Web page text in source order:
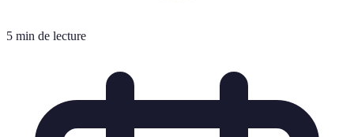
5 min de lecture